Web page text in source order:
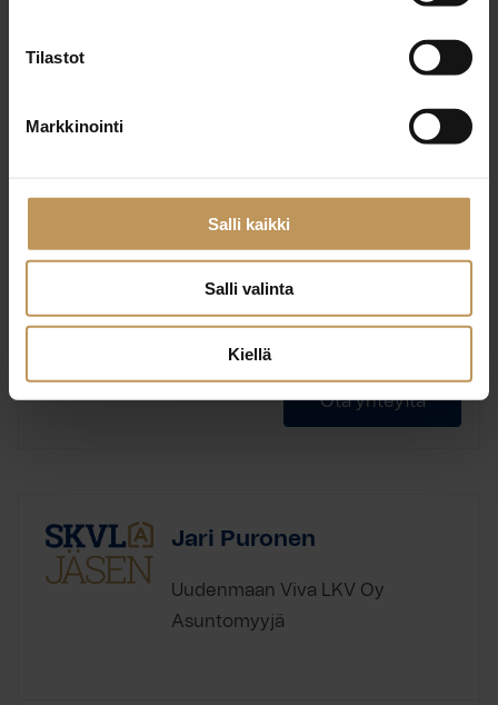
Tilastot
Markkinointi
Salli kaikki
Salli valinta
Kiellä
Ota yhteyttä
Koulutus:Laillistettu kiinteistönvälittäjä
Ota yhteyttä
Jari Puronen
Uudenmaan Viva LKV Oy
Asuntomyyjä